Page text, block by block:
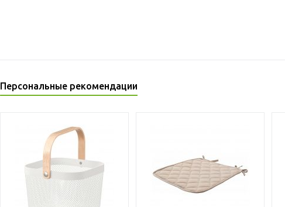
Персональные рекомендации